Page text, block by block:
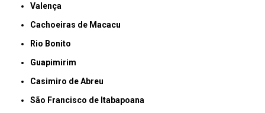
Valença
Cachoeiras de Macacu
Rio Bonito
Guapimirim
Casimiro de Abreu
São Francisco de Itabapoana